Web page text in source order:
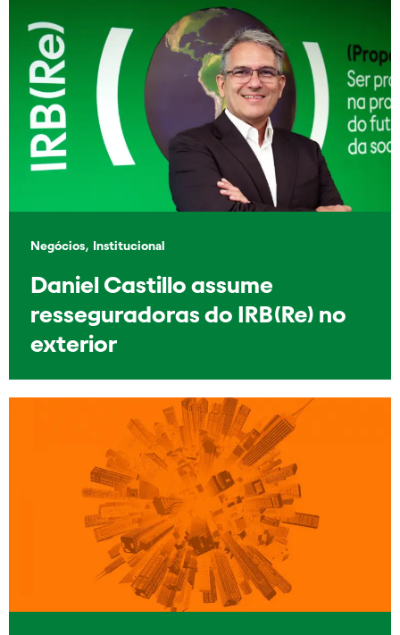
Negócios, Institucional
Daniel Castillo assume
resseguradoras do IRB(Re) no
exterior